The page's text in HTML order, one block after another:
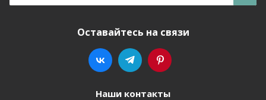
Оставайтесь на связи
Наши контакты